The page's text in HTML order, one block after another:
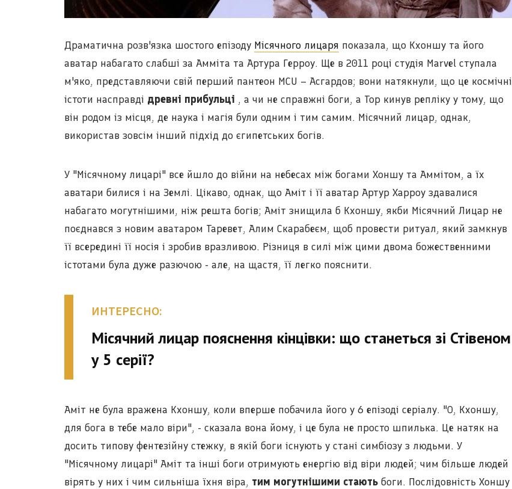
Драматична розв'язка шостого епізоду Місячного лицаря показала, що Кхоншу та його
аватар набагато слабші за Амміта та Артура Герроу. Ще в 2011 році студія Marvel ступала
м'яко, представляючи свій перший пантеон MCU – Асгардов; вони натякнули, що це космічні
істоти насправді древні прибульці , а чи не справжні боги, а Тор кинув репліку у тому, що
він родом із місця, де наука і магія були одним і тим самим. Місячний лицар, однак,
використав зовсім інший підхід до єгипетських богів.
У "Місячному лицарі" все йшло до війни на небесах між богами Хоншу та Аммітом, а їх
аватари билися і на Землі. Цікаво, однак, що Аміт і її аватар Артур Харроу здавалися
набагато могутнішими, ніж решта богів; Аміт знищила б Кхоншу, якби Місячний Лицар не
поєднався з новим аватаром Таревет, Алим Скарабеєм, щоб провести ритуал, який замкнув
її всередині її носія і зробив вразливою. Різниця в силі між цими двома божественними
істотами була дуже разючою - але, на щастя, її легко пояснити.
ИНТЕРЕСНО:
Місячний лицар пояснення кінцівки: що станеться зі Стівеном
у 5 серії?
Аміт не була вражена Кхоншу, коли вперше побачила його у 6 епізоді серіалу. "О, Кхоншу,
для бога в тебе мало віри", - сказала вона йому, і це була не просто шпилька. Це натяк на
досить типову фентезійну стежку, в якій боги існують у стані симбіозу з людьми. У
"Місячному лицарі" Аміт та інші боги отримують енергію від віри людей; чим більше людей
вірять у них і чим сильніша їхня віра, тим могутнішими стають боги. Послідовність Хоншу